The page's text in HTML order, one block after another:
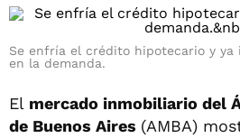
Se enfría el crédito hipotecario y ya
en la demanda.
El mercado inmobiliario del
de Buenos Aires (AMBA)